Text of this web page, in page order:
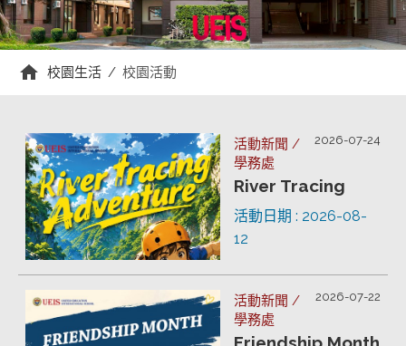
校園生活 / 校園活動
2026-07-24
活動新聞 /
學務處
River Tracing
活動日期 : 2026-08-
12
2026-07-22
活動新聞 /
學務處